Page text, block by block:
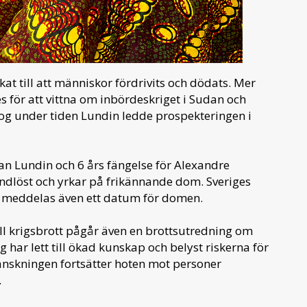
till att människor fördrivits och dödats. Mer
för att vittna om inbördeskriget i Sudan och
under tiden Lundin ledde prospekteringen i
Lundin och 6 års fängelse för Alexandre
och yrkar på frikännande dom. Sveriges
även ett datum för domen.
pågår även en brottsutredning om
har lett till ökad kunskap och belyst riskerna för
fortsätter hoten mot personer